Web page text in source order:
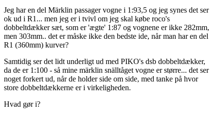
Jeg har en del Märklin passager vogne i 1:93,5 og jeg synes det ser
ok ud i R1... men jeg er i tvivl om jeg skal købe roco's
dobbeltdækker sæt, som er 'ægte' 1:87 og vognene er ikke 282mm,
men 303mm.. det er måske ikke den bedste ide, når man har en del
R1 (360mm) kurver?
Samtidig ser det lidt underligt ud med PIKO's dsb dobbeltdækker,
da de er 1:100 - så mine märklin snälltåget vogne er større... det ser
noget forkert ud, når de holder side om side, med tanke på hvor
store dobbeltdækkerne er i virkeligheden.
Hvad gør i?